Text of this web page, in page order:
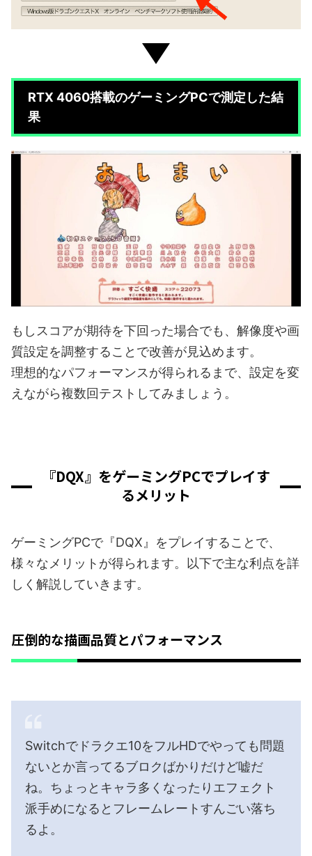
RTX 4060搭載のゲーミングPCで測定した結
果
もしスコアが期待を下回った場合でも、解像度や画
質設定を調整することで改善が見込めます。
理想的なパフォーマンスが得られるまで、設定を変
えながら複数回テストしてみましょう。
『DQX』をゲーミングPCでプレイす
るメリット
ゲーミングPCで『DQX』をプレイすることで、
様々なメリットが得られます。以下で主な利点を詳
しく解説していきます。
圧倒的な描画品質とパフォーマンス
Switchでドラクエ10をフルHDでやっても問題
ないとか言ってるブロクばかりだけど嘘だ
ね。ちょっとキャラ多くなったりエフェクト
派手めになるとフレームレートすんごい落ち
るよ。